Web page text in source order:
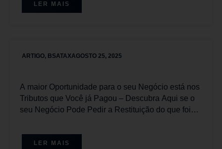
LER MAIS
ARTIGO, BSATAXAGOSTO 25, 2025
A maior Oportunidade para o seu Negócio está nos
Tributos que Você já Pagou – Descubra Aqui se o
seu Negócio Pode Pedir a Restituição do que foi
LER MAIS